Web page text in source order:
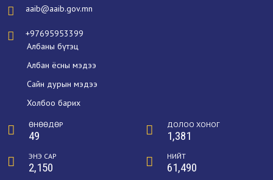
aaib@aaib.gov.mn
+97695953399
Албаны бүтэц
Албан ёсны мэдээ
Сайн дурын мэдээ
Холбоо барих
ӨНӨӨДӨР
49
ДОЛОО ХОНОГ
1,381
ЭНЭ САР
2,150
НИЙТ
61,490